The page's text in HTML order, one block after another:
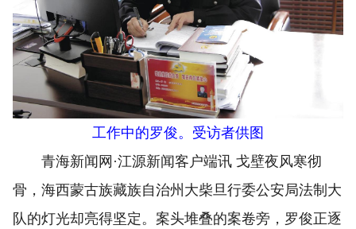
工作中的罗俊。受访者供图
青海新闻网·江源新闻客户端讯 戈壁夜风寒彻
骨，海西蒙古族藏族自治州大柴旦行委公安局法制大
队的灯光却亮得坚定。案头堆叠的案卷旁，罗俊正逐